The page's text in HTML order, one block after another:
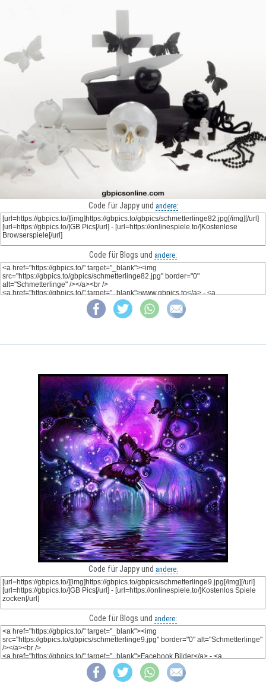
Code für Jappy und andere:
Code für Blogs und andere:
Code für Jappy und andere:
Code für Blogs und andere: